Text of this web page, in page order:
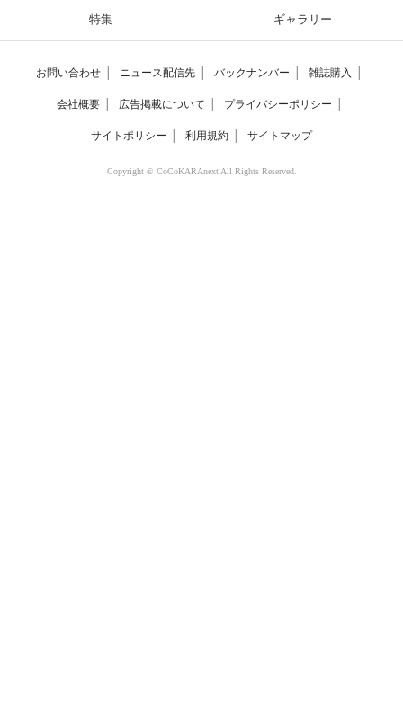
特集 ギャラリー
お問い合わせ ニュース配信先 バックナンバー 雑誌購入
会社概要 広告掲載について プライバシーポリシー
サイトポリシー 利用規約 サイトマップ
Copyright © CoCoKARAnext All Rights Reserved.